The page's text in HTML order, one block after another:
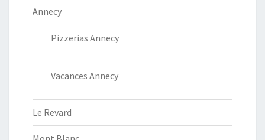
Annecy
Pizzerias Annecy
Vacances Annecy
Le Revard